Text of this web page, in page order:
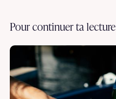
Pour continuer ta lecture